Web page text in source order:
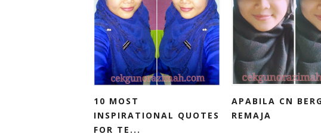
10 MOST
INSPIRATIONAL QUOTES
FOR TE...
APABILA CN
REMAJA